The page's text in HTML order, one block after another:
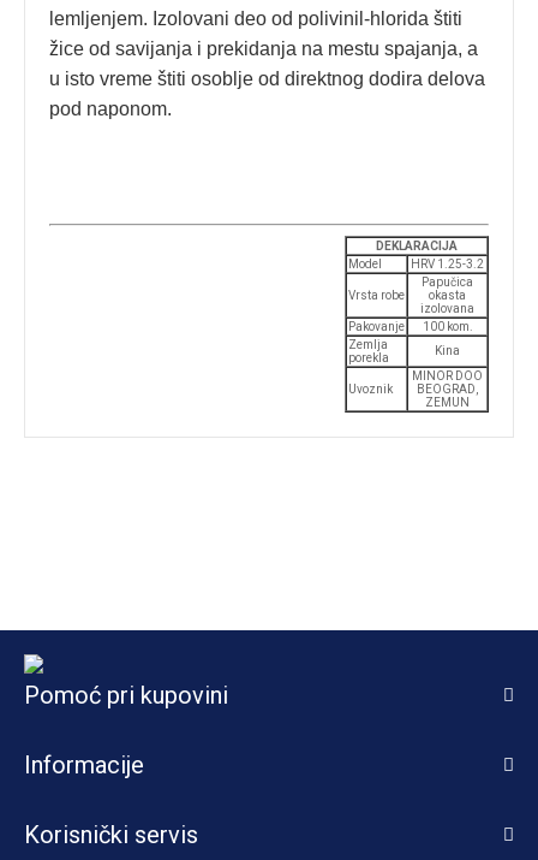
lemljenjem. Izolovani deo od polivinil-hlorida štiti
žice od savijanja i prekidanja na mestu spajanja, a
u isto vreme štiti osoblje od direktnog dodira delova
pod naponom.
DEKLARACIJA
Model
HRV 1.25-3.2
Vrsta robe
Papučica
okasta
izolovana
Pakovanje
100 kom.
Zemlja
porekla
Kina
Uvoznik
MINOR DOO
BEOGRAD,
ZEMUN
Pomoć pri kupovini
Informacije
Korisnički servis